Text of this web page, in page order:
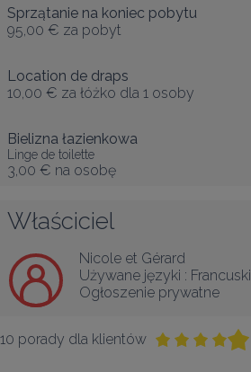
Sprzątanie na koniec pobytu
95,00 € za pobyt
Location de draps
10,00 € za łóżko dla 1 osoby
Bielizna łazienkowa
Linge de toilette
3,00 € na osobę
Właściciel
Nicole et Gérard
Używane języki : Francuski
Ogłoszenie prywatne
10 porady dla klientów